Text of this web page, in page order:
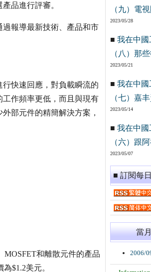
品進行評審。
過報導最新技術、產品和市
快速回應，對負載瞬流的
作頻率更低，而且與現有
部元件的精簡解決方案，
MOSFET和離散元件的產品
$1.2美元。
（九）電
2023/05/28
■ 我在中國
（八）那
2023/05/21
■ 我在中國
（七）嘉
2023/05/14
■ 我在中國
（六）跟
2023/05/07
■ 訂閱每
當
2006/